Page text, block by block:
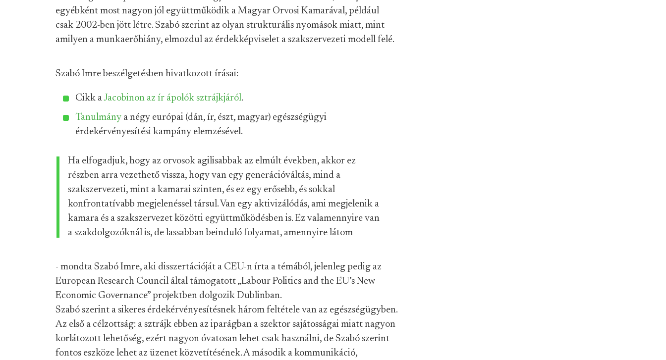
egyébként most nagyon jól együttműködik a Magyar Orvosi Kamarával, például
csak 2002-ben jött létre. Szabó szerint az olyan strukturális nyomások miatt, mint
amilyen a munkaerőhiány, elmozdul az érdekképviselet a szakszervezeti modell felé.
Szabó Imre beszélgetésben hivatkozott írásai:
Cikk aJacobinon az ír ápolók sztrájkjáról.
Tanulmány a négy európai (dán, ír, észt, magyar) egészségügyi
érdekérvényesítési kampány elemzésével.
Ha elfogadjuk, hogy az orvosok agilisabbak az elmúlt években, akkor ez
részben arra vezethető vissza, hogy van egy generációváltás, mind a
szakszervezeti, mint a kamarai szinten, és ez egy erősebb, és sokkal
konfrontatívabb megjelenéssel társul. Van egy aktivizálódás, ami megjelenik a
kamara és a szakszervezet közötti együttműködésben is. Ez valamennyire van
a szakdolgozóknál is, de lassabban beinduló folyamat, amennyire látom
- mondta Szabó Imre, aki disszertációját a CEU-n írta a témából, jelenleg pedig az
European Research Council által támogatott „Labour Politics and the EU’s New
Economic Governance” projektben dolgozik Dublinban.
Szabó szerint a sikeres érdekérvényesítésnek három feltétele van az egészségügyben.
Az első a célzottság: a sztrájk ebben az iparágban a szektor sajátosságai miatt nagyon
korlátozott lehetőség, ezért nagyon óvatosan lehet csak használni, de Szabó szerint
fontos eszköze lehet az üzenet közvetítésének. A második a kommunikáció,